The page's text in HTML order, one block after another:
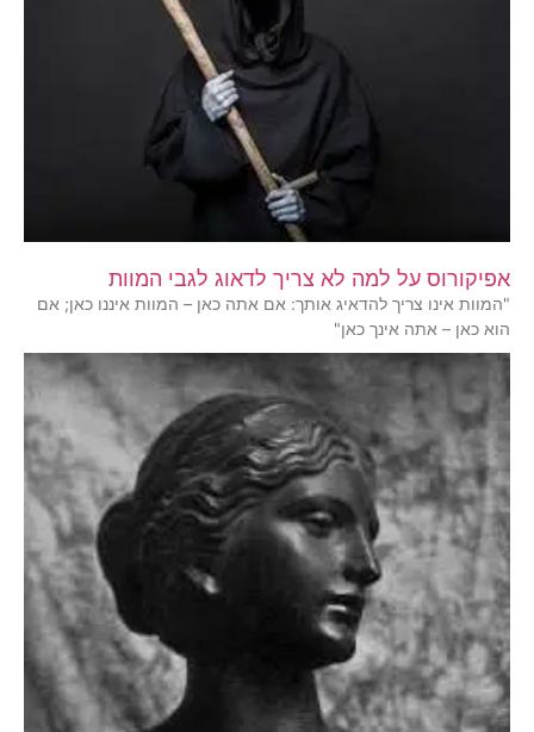
אפיקורוס על למה לא צריך לדאוג לגבי המוות
"המוות אינו צריך להדאיג אותך: אם אתה כאן – המוות איננו כאן; אם
הוא כאן – אתה אינך כאן"